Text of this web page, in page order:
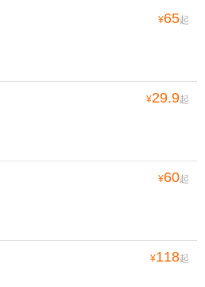
¥65起
¥29.9起
¥60起
¥118起